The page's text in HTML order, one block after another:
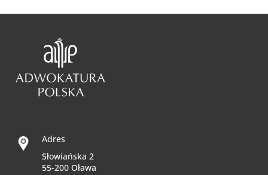
Adres
Słowiańska 2
55-200 Oława